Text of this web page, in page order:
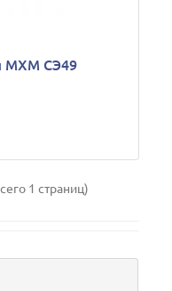
МХМ СЭ49
1 страниц)